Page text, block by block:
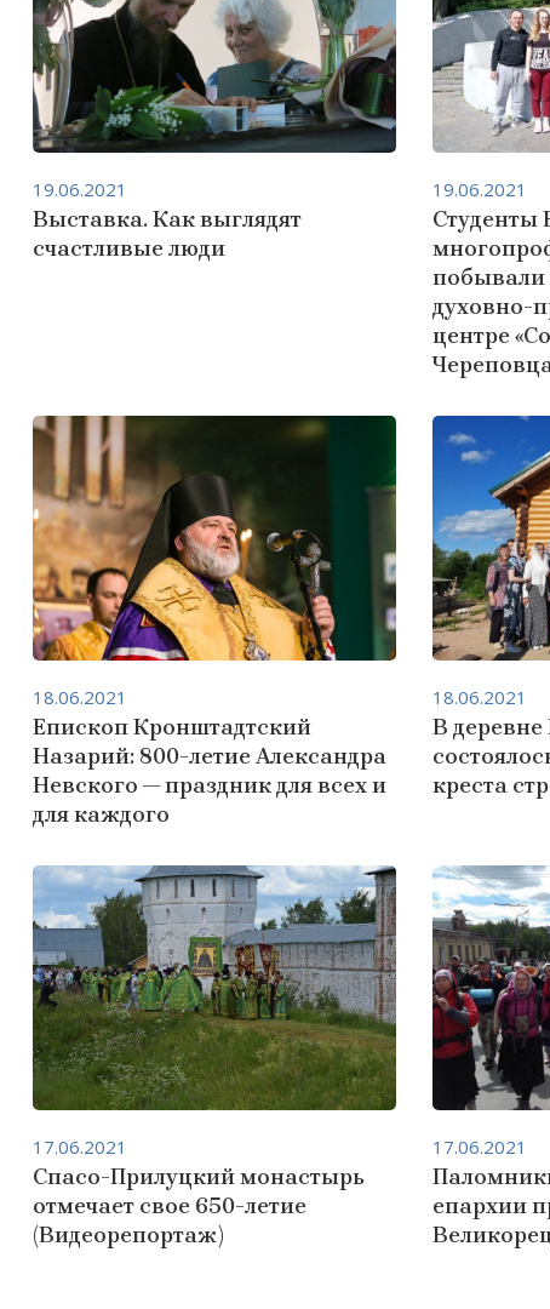
Выставка. Как выглядят
счастливые люди
19.06.2021
Студенты
побывали
духовно-
центре
19.06.2021
Епископ Кронштадтский
Назарий: 800-летие Александра
Невского — праздник для всех и
для каждого
18.06.2021
В деревне
креста
18.06.2021
Спасо-Прилуцкий монастырь
отмечает свое 650-летие
(Видеорепортаж)
17.06.2021
епархии
17.06.2021